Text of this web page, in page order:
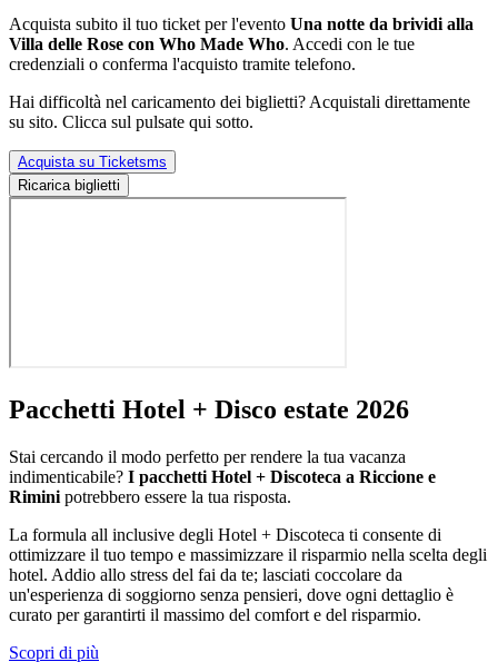
Acquista subito il tuo ticket per l'evento Una notte da brividi alla
Villa delle Rose con Who Made Who. Accedi con le tue
credenziali o conferma l'acquisto tramite telefono.
Hai difficoltà nel caricamento dei biglietti? Acquistali direttamente
su sito. Clicca sul pulsate qui sotto.
Acquista su Ticketsms
Ricarica biglietti
Pacchetti Hotel + Disco estate 2026
Stai cercando il modo perfetto per rendere la tua vacanza
indimenticabile? I pacchetti Hotel + Discoteca a Riccione e
Rimini potrebbero essere la tua risposta.
La formula all inclusive degli Hotel + Discoteca ti consente di
ottimizzare il tuo tempo e massimizzare il risparmio nella scelta degli
hotel. Addio allo stress del fai da te; lasciati coccolare da
un'esperienza di soggiorno senza pensieri, dove ogni dettaglio è
curato per garantirti il massimo del comfort e del risparmio.
Scopri di più